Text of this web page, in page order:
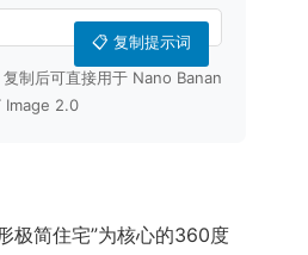
📋 复制提示词
制后可直接用于 Nano Banan
Image 2.0
极简住宅”为核心的360度